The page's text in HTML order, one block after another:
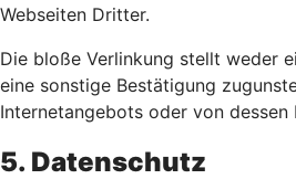
Webseiten Dritter.
Die bloße Verlinkung stellt weder
eine sonstige Bestätigung
Internetangebots oder von dessen
5. Datenschutz